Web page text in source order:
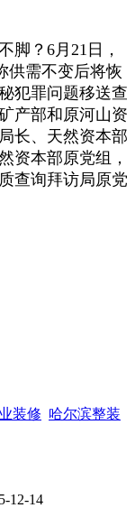
？6月21日，
供需不变后将恢
犯罪问题移送查
产部和原河山资
长、天然资本部
资本部原党组，
查询拜访局原党
装修 哈尔滨整装
12-14